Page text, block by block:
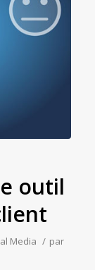
outil
Media / par